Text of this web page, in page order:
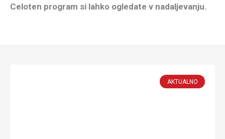
Celoten program si lahko ogledate v nadaljevanju.
AKTUALNO